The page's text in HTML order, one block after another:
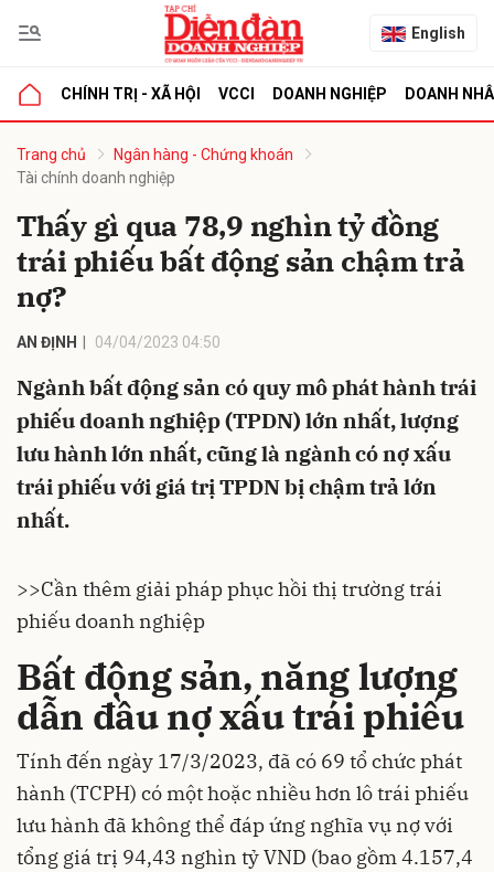
English
CHÍNH TRỊ - XÃ HỘI VCCI DOANH NGHIỆP DOANH
Trang chủ
Ngân hàng - Chứng khoán
Tài chính doanh nghiệp
Thấy gì qua 78,9 nghìn tỷ đồng
trái phiếu bất động sản chậm trả
nợ?
AN ĐỊNH 04/04/2023 04:50
Ngành bất động sản có quy mô phát hành trái
phiếu doanh nghiệp (TPDN) lớn nhất, lượng
lưu hành lớn nhất, cũng là ngành có nợ xấu
trái phiếu với giá trị TPDN bị chậm trả lớn
nhất.
>>Cần thêm giải pháp phục hồi thị trường trái
phiếu doanh nghiệp
Bất động sản, năng lượng
dẫn đầu nợ xấu trái phiếu
Tính đến ngày 17/3/2023, đã có 69 tổ chức phát
hành (TCPH) có một hoặc nhiều hơn lô trái phiếu
lưu hành đã không thể đáp ứng nghĩa vụ nợ với
tổng giá trị 94,43 nghìn tỷ VND (bao gồm 4.157,4
luận